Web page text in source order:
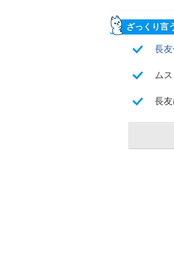
ざっくり言
長
ム
長